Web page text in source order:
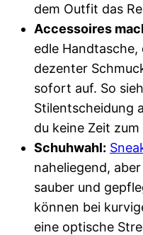
dem Outfit das
Accessoires
edle Handtasche,
dezenter
sofort auf. So
Stilentscheidung
du keine Zeit
Schuhwahl:
naheliegend,
sauber und
können bei
eine optische